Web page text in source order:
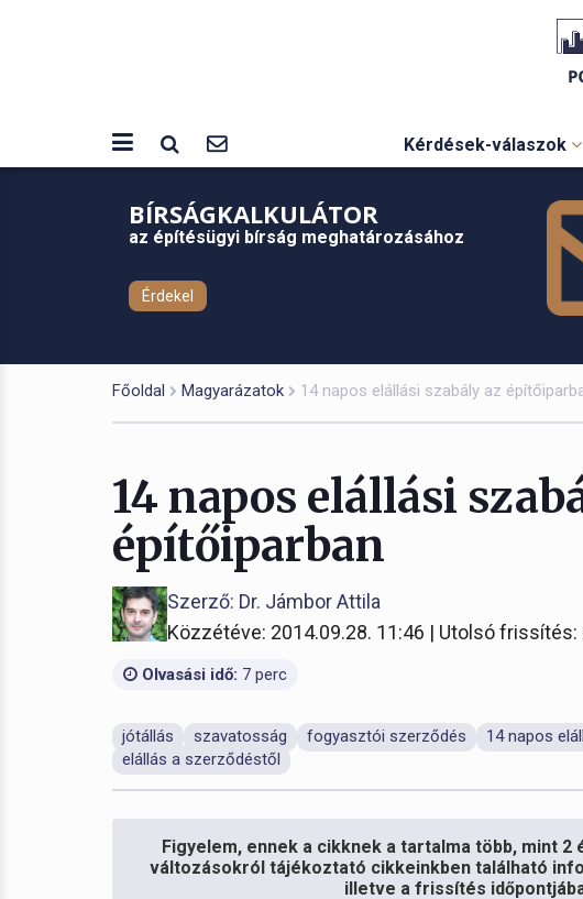
Kérdések-válaszok
BÍRSÁGKALKULÁTOR
az építésügyi bírság meghatározásához
Érdekel
Főoldal Magyarázatok 14 napos elállási szabály az
14 napos elállási
építőiparban
Szerző: Dr. Jámbor Attila
Közzétéve: 2014.09.28. 11:46 | Utolsó frissítés:
Olvasási idő: 7 perc
jótállás szavatosság fogyasztói szerződés
14 napos
elállás a szerződéstől
Figyelem, ennek a cikknek a tartalma több, mint
változásokról tájékoztató cikkeinkben található
illetve a frissítés